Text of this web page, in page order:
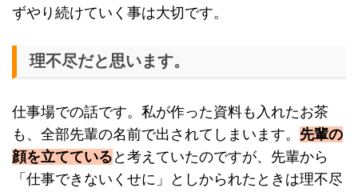
ずやり続けていく事は大切です。
理不尽だと思います。
仕事場での話です。私が作った資料も入れたお茶
も、全部先輩の名前で出されてしまいます。 先輩の
顔を立てている と考えていたのですが、先輩から
「仕事できないくせに」としかられたときは理不尽